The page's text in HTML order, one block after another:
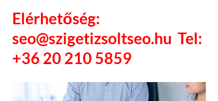
Elérhetőség:
seo@szigetizsoltseo.hu Tel:
+36 20 210 5859